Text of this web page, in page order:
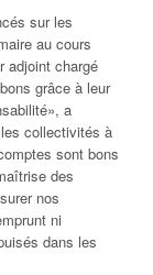
sur les
au cours
adjoint chargé
grâce à leur
a
collectivités à
sont bons
des
nos
ni
dans les